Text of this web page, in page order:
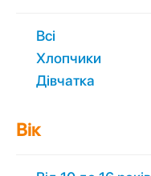
Всі
Хлопчики
Дівчатка
Вік